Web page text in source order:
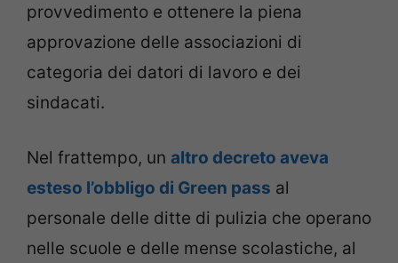
provvedimento e ottenere la piena
approvazione delle associazioni di
categoria dei datori di lavoro e dei
sindacati.
Nel frattempo, un altro decreto aveva
esteso l’obbligo di Green pass al
personale delle ditte di pulizia che operano
nelle scuole e delle mense scolastiche, al